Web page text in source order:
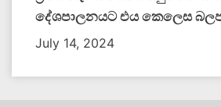
දේශපාලනයට එය කෙලෙස
July 14, 2024